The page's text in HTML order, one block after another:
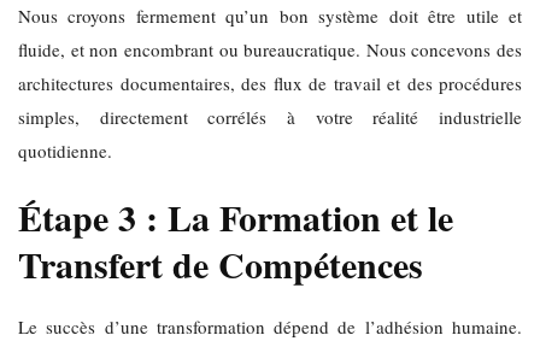
Nous croyons fermement qu’un bon système doit être utile et
fluide, et non encombrant ou bureaucratique. Nous concevons des
architectures documentaires, des flux de travail et des procédures
simples, directement corrélés à votre réalité industrielle
quotidienne.
Étape 3 : La Formation et le
Transfert de Compétences
Le succès d’une transformation dépend de l’adhésion humaine.